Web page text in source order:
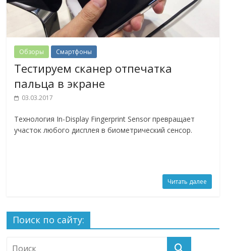
Обзоры Смартфоны
Тестируем сканер отпечатка
пальца в экране
03.03.2017
Технология In-Display Fingerprint Sensor превращает
участок любого дисплея в биометрический сенсор.
Читать далее
Поиск по сайту: